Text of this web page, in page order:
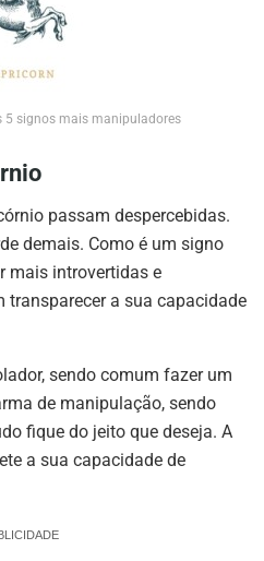
5 signos mais manipuladores
passam despercebidas.
demais. Como é um signo
mais introvertidas e
transparecer a sua capacidade
sendo comum fazer um
de manipulação, sendo
fique do jeito que deseja. A
a sua capacidade de